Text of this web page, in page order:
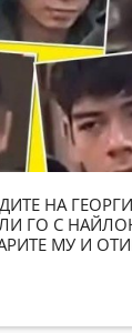
НА
ГО С
МУ И